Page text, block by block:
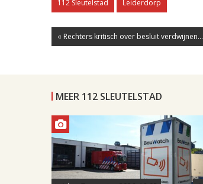
112 Sleutelstad Leiderdorp
« Rechters kritisch over besluit verdwijnen...
MEER 112 SLEUTELSTAD